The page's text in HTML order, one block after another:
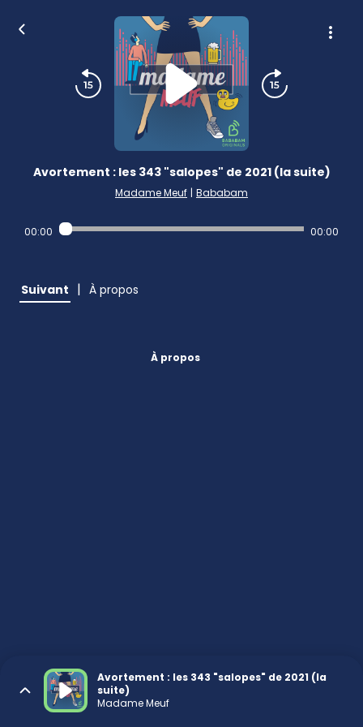
Avortement : les 343 "salopes" de 2021 (la suite)
Madame Meuf | Bababam
00:00 00:00
Suivant | À propos
À propos
Avortement : les 343 "salopes" de 2021 (la
suite)
Madame Meuf